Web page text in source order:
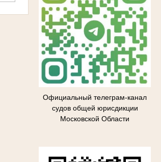
Официальный телеграм-канал
судов общей юрисдикции
Московской Области